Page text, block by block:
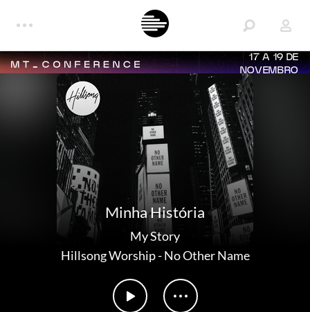
17 A 19 DE
NOVEMBRO
Minha História
My Story
Hillsong Worship-No Other Name